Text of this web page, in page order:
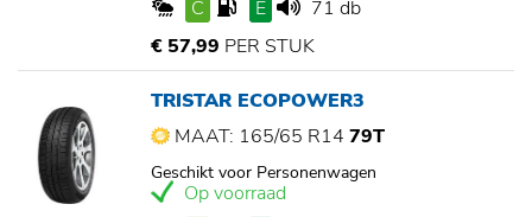
C
E
71 db
€ 57,99 PER STUK
TRISTAR ECOPOWER3
MAAT: 165/65 R14 79T
Geschikt voor Personenwagen
Op voorraad